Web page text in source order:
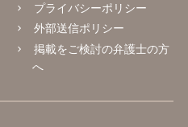
プライバシーポリシー
外部送信ポリシー
掲載をご検討の弁護士の方
へ